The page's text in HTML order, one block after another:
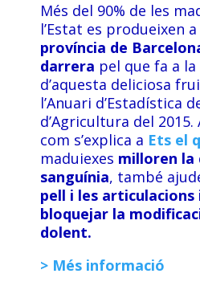
Més del 90% de les
l’Estat es produeixen
província de
darrera pel que fa a
d’aquesta deliciosa
l’Anuari d’Estadística
d’Agricultura del
com s’explica a Ets el
maduiexes milloren la
sanguínia, també
pell i les articulacions
bloquejar la
dolent.
> Més informació